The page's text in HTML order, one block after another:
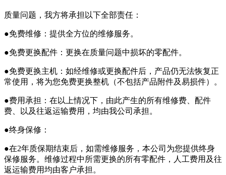
质量问题，我方将承担以下全部责任：
●免费维修：提供全方位的维修服务。
●免费更换配件：更换在质量问题中损坏的零配件。
●免费更换主机：如经维修或更换配件后，产品仍无法恢复正
常使用，将为您免费更换整机（不包括产品附件及易损件）。
●费用承担：在以上情况下，由此产生的所有维修费、配件
费、以及往返运输费用，均由我公司承担。
●终身保修：
●在2年质保期结束后，如需维修服务，本公司为您提供终身
保修服务。维修过程中所需更换的所有零配件，人工费用及往
返运输费用均由客户承担。